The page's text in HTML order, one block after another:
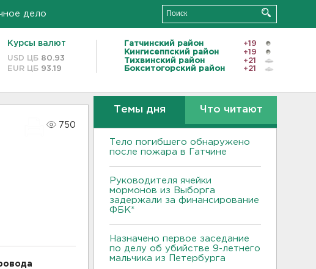
дело
Курсы валют
USD ЦБ 80.93
EUR ЦБ 93.19
Гатчинский район
+19
Кингисеппский район
+19
Тихвинский район
+21
Бокситогорский район
+21
750
Темы дня Что читают
Тело погибшего обнаружено
после пожара в Гатчине
Руководителя ячейки
мормонов из Выборга
задержали за финансирование
ФБК*
Назначено первое заседание
по делу об убийстве 9-летнего
мальчика из Петербурга